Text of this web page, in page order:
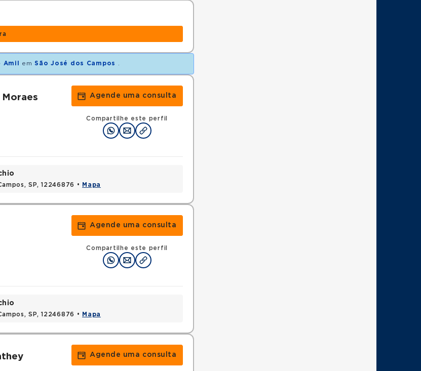
Amil em São José dos Campos
Agende uma consulta
Compartilhe este perfil
SP, 12246876 • Mapa
Agende uma consulta
Compartilhe este perfil
SP, 12246876 • Mapa
Agende uma consulta